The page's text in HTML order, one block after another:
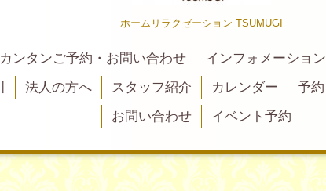
ホームリラクゼーション TSUMUGI
ンタンご予約・お問い合わせ インフォメーション
法人の方へ スタッフ紹介 カレンダー 予約
お問い合わせ
イベント予約